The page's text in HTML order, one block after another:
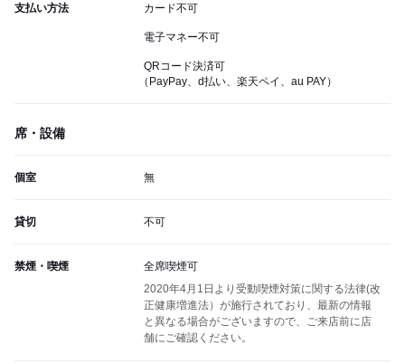
支払い方法 カード不可
電子マネー不可
QRコード決済可
（PayPay、d払い、楽天ペイ、au PAY）
席・設備
個室 無
貸切 不可
禁煙・喫煙
全席喫煙可
2020年4月1日より受動喫煙対策に関する法律(改
正健康増進法）が施行されており、最新の情報
と異なる場合がございますので、ご来店前に店
舗にご確認ください。